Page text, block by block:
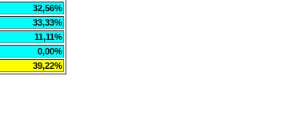
32,56%
33,33%
11,11%
0,00%
39,22%